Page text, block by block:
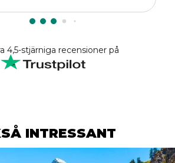
4,5-stjärniga recensioner på
INTRESSANT